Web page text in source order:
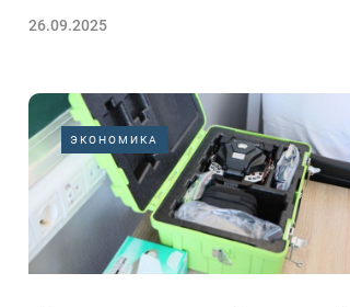
26.09.2025
ЭКОНОМИКА